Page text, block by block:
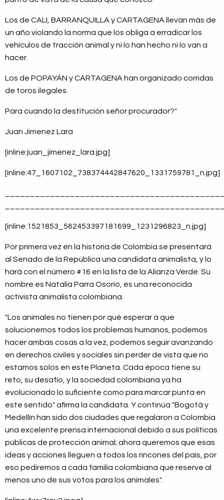
Los de CALI, BARRANQUILLA y CARTAGENA llevan más de
un año violando la norma que los obliga a erradicar los
vehículos de tracción animal y ni lo han hecho ni lo van a
hacer.
Los de POPAYÁN y CARTAGENA han organizado corridas
de toros ilegales.
Para cuando la destitución señor procurador?"
Juan Jimenez Lara
[inline:juan_jimenez_lara.jpg]
[inline:47_1607102_738374442847620_1331759781_n.jpg]
[inline:1521853_562453397181699_1231296823_n.jpg]
Por primera vez en la historia de Colombia se presentará
al Senado de la República una candidata animalista, y lo
hará con el número #16 en la lista de la Alianza Verde. Su
nombre es Natalia Parra Osorio, es una reconocida
activista animalista colombiana.
"Los animales no tienen por qué esperar a que
solucionemos todos los problemas humanos, podemos
hacer ambas cosas a la vez, podemos seguir avanzando
en derechos civiles y sociales sin perder de vista que no
estamos solos en este Planeta. Cada época tiene su
reto, su desafío, y la sociedad colombiana ya ha
evolucionado lo suficiente como para marcar punta en
este sentido" afirma la candidata. Y continúa "Bogotá y
Medellín han sido dos ciudades que regalaron a Colombia
una excelente prensa internacional debido a sus políticas
públicas de protección animal; ahora queremos que esas
ideas y acciones lleguen a todos los rincones del país, por
eso pediremos a cada familia colombiana que reserve al
menos uno de sus votos para los animales".